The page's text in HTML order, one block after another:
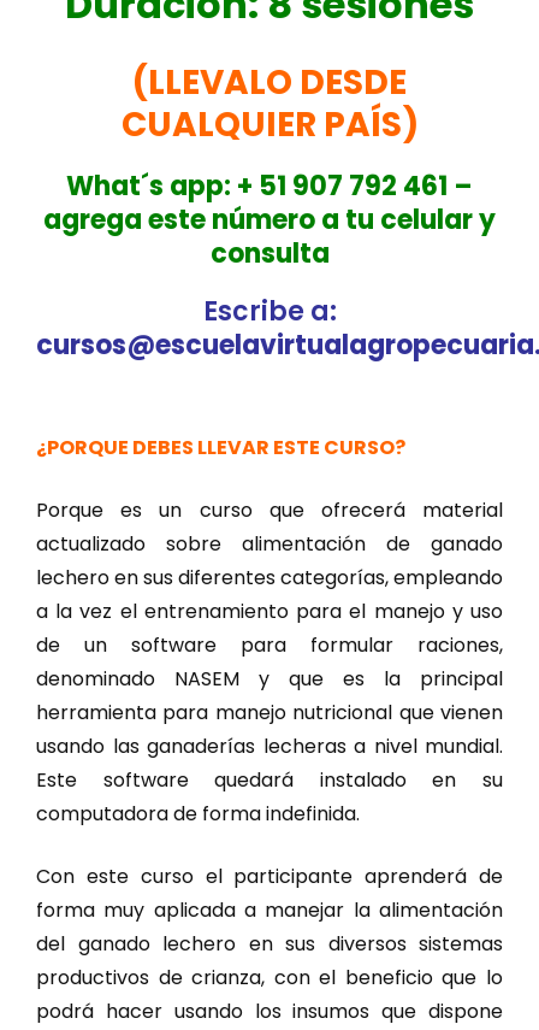
(LLEVALO DESDE
CUALQUIER PAÍS)
What´s app: + 51 907 792 461 –
agrega este número a tu celular y
consulta
Escribe a:
¿PORQUE DEBES LLEVAR ESTE CURSO?
Porque es un curso que ofrecerá material
actualizado sobre alimentación de ganado
lechero en sus diferentes categorías, empleando
a la vez el entrenamiento para el manejo y uso
de un software para formular raciones,
denominado NASEM y que es la principal
herramienta para manejo nutricional que vienen
usando las ganaderías lecheras a nivel mundial.
Este software quedará instalado en su
computadora de forma indefinida.
Con este curso el participante aprenderá de
forma muy aplicada a manejar la alimentación
del ganado lechero en sus diversos sistemas
productivos de crianza, con el beneficio que lo
podrá hacer usando los insumos que dispone